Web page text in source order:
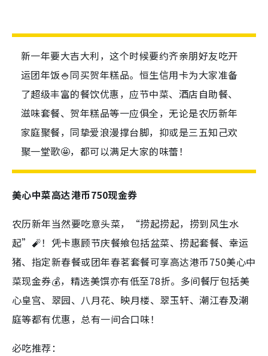
新一年要大吉大利，这个时候要约齐亲朋好友吃开
运团年饭🍚同买贺年糕品。恒生信用卡为大家准备
了超级丰富的餐饮优惠，应节中菜、酒店自助餐、
滋味套餐、贺年糕品等一应俱全，无论是农历新年
家庭聚餐，同挚爱浪漫撑台脚，抑或是三五知己欢
聚一堂歌🤩，都可以满足大家的味蕾！
美心中菜高达港币750现金券
农历新年当然要吃意头菜，“捞起捞起，捞到风生水
起”🧨！凭卡惠顾节庆餐飨包括盆菜、捞起套餐、幸运
猪、指定新春餐或团年春茗套餐可享高达港币750美心中
菜现金券💰，精选美馔亦有低至78折。多间餐厅包括美
心皇宫、翠园、八月花、映月楼、翠玉轩、潮江春及潮
庭等都有优惠，总有一间合口味！
必吃推荐：